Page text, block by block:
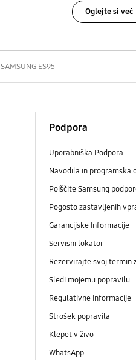
Oglejte si več
SAMSUNG ES95
Podpora
Uporabniška Podpora
Navodila in programska
Poiščite Samsung
Pogosto zastavljenih
Garancijske Informacije
Servisni lokator
Rezervirajte svoj termin
Sledi mojemu popravilu
Regulativne Informacije
Strošek popravila
Klepet v živo
WhatsApp